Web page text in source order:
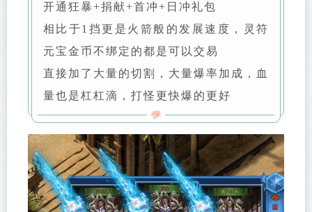
开通狂暴+捐献+首冲+日冲礼包
相比于1挡更是火箭般的发展速度，灵符
元宝金币不绑定的都是可以交易
直接加了大量的切割，大量爆率加成，血
量也是杠杠滴，打怪更快爆的更好